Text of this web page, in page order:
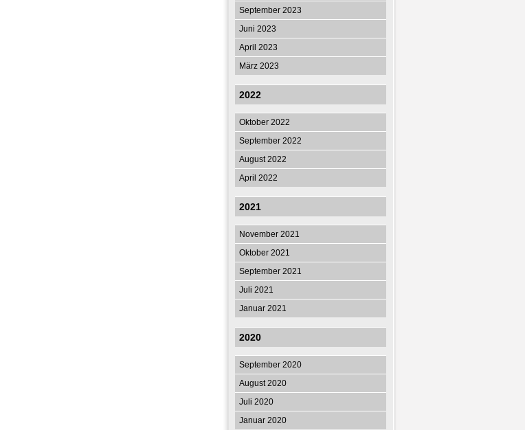
September 2023
Juni 2023
April 2023
März 2023
2022
Oktober 2022
September 2022
August 2022
April 2022
2021
November 2021
Oktober 2021
September 2021
Juli 2021
Januar 2021
2020
September 2020
August 2020
Juli 2020
Januar 2020